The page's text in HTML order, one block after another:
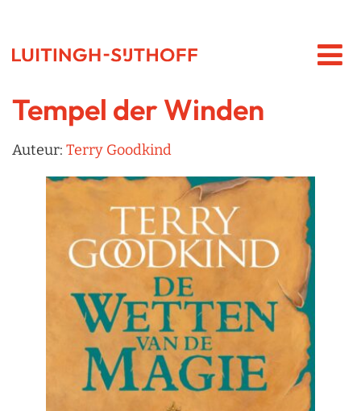
Tempel der Winden
Auteur: Terry Goodkind